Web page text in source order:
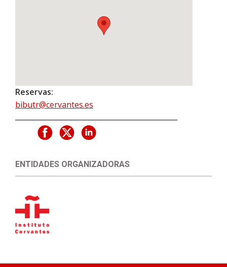
Reservas:
bibutr@cervantes.es
ENTIDADES ORGANIZADORAS